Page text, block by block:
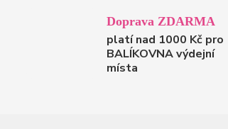
Doprava ZDARMA
platí nad 1000 Kč pro
BALÍKOVNA výdejní
místa